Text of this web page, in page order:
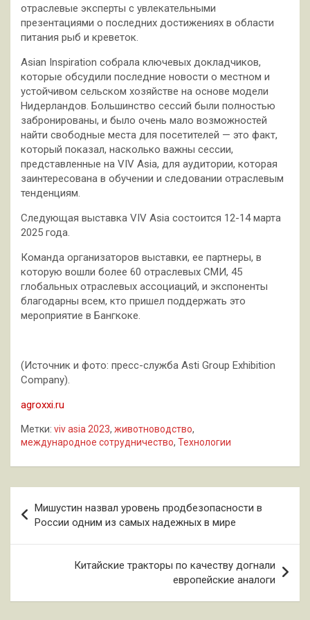
отраслевые эксперты с увлекательными
презентациями о последних достижениях в области
питания рыб и креветок.
Asian Inspiration собрала ключевых докладчиков,
которые обсудили последние новости о местном и
устойчивом сельском хозяйстве на основе модели
Нидерландов. Большинство сессий были полностью
забронированы, и было очень мало возможностей
найти свободные места для посетителей — это факт,
который показал, насколько важны сессии,
представленные на VIV Asia, для аудитории, которая
заинтересована в обучении и следовании отраслевым
тенденциям.
Следующая выставка VIV Asia состоится 12-14 марта
2025 года.
Команда организаторов выставки, ее партнеры, в
которую вошли более 60 отраслевых СМИ, 45
глобальных отраслевых ассоциаций, и экспоненты
благодарны всем, кто пришел поддержать это
мероприятие в Бангкоке.
(Источник и фото: пресс-служба Asti Group Exhibition
Company).
agroxxi.ru
Метки: viv asia 2023, животноводство,
международное сотрудничество, Технологии
по
записям
Мишустин назвал уровень продбезопасности в
России одним из самых надежных в мире
Китайские тракторы по качеству догнали
европейские аналоги